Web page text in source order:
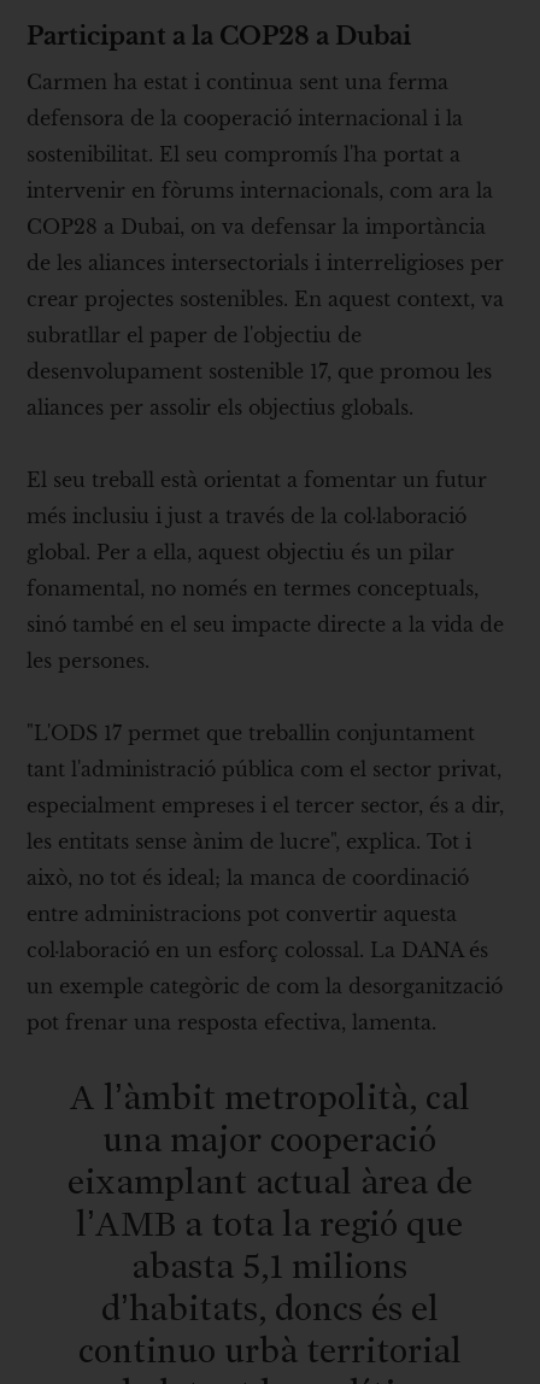
Participant a la COP28 a Dubai
Carmen ha estat i continua sent una ferma
defensora de la cooperació internacional i la
sostenibilitat. El seu compromís l'ha portat a
intervenir en fòrums internacionals, com ara la
COP28 a Dubai, on va defensar la importància
de les aliances intersectorials i interreligioses per
crear projectes sostenibles. En aquest context, va
subratllar el paper de l'objectiu de
desenvolupament sostenible 17, que promou les
aliances per assolir els objectius globals.
El seu treball està orientat a fomentar un futur
més inclusiu i just a través de la col·laboració
global. Per a ella, aquest objectiu és un pilar
fonamental, no només en termes conceptuals,
sinó també en el seu impacte directe a la vida de
les persones.
"L'ODS 17 permet que treballin conjuntament
tant l'administració pública com el sector privat,
especialment empreses i el tercer sector, és a dir,
les entitats sense ànim de lucre", explica. Tot i
això, no tot és ideal; la manca de coordinació
entre administracions pot convertir aquesta
col·laboració en un esforç colossal. La DANA és
un exemple categòric de com la desorganització
pot frenar una resposta efectiva, lamenta.
A l’àmbit metropolità, cal
una major cooperació
eixamplant actual àrea de
l’AMB a tota la regió que
abasta 5,1 milions
d’habitats, doncs és el
continuo urbà territorial